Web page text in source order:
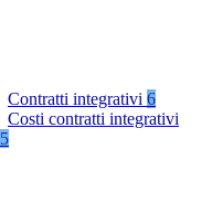
Contratti integrativi 6
Costi contratti integrativi
5